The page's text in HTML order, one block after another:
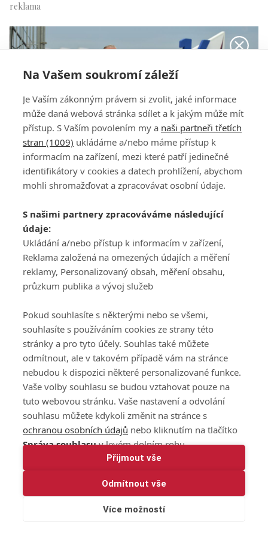
Na Vašem soukromí záleží
Je Vaším zákonným právem si zvolit, jaké informace
může daná webová stránka sdílet a k jakým může mít
přístup. S Vaším povolením my a naši partneři třetích
stran (1009) ukládáme a/nebo máme přístup k
informacím na zařízení, mezi které patří jedinečné
identifikátory v cookies a datech prohlížení, abychom
mohli shromažďovat a zpracovávat osobní údaje.
S našimi partnery zpracováváme následující
údaje:
Ukládání a/nebo přístup k informacím v zařízení,
Reklama založená na omezených údajích a měření
reklamy, Personalizovaný obsah, měření obsahu,
průzkum publika a vývoj služeb
Pokud souhlasíte s některými nebo se všemi,
souhlasíte s používáním cookies ze strany této
stránky a pro tyto účely. Souhlas také můžete
odmítnout, ale v takovém případě vám na stránce
nebudou k dispozici některé personalizované funkce.
Vaše volby souhlasu se budou vztahovat pouze na
tuto webovou stránku. Vaše nastavení a odvolání
souhlasu můžete kdykoli změnit na stránce s
ochranou osobních údajů nebo kliknutím na tlačítko
Správa souhlasuv levém dolním rohu.
Přijmout vše
Odmítnout vše
Více možností
Jiří Hrdina